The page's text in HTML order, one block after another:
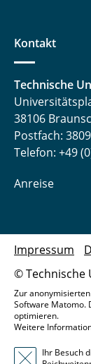
Kontakt
Technische
38106
Postfach:
Telefon: +49
Anreise
© Technische
Impressum
Zur
Software Matomo.
optimieren.
Weitere
Ihr Besuch